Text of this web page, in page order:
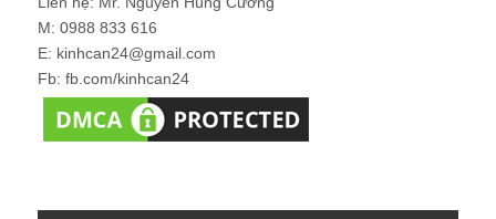
M: 0988 833 616
E: kinhcan24@gmail.com
Fb: fb.com/kinhcan24